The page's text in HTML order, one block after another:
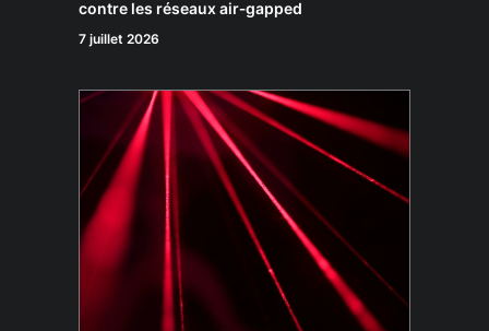
contre les réseaux air‑gapped
7 juillet 2026